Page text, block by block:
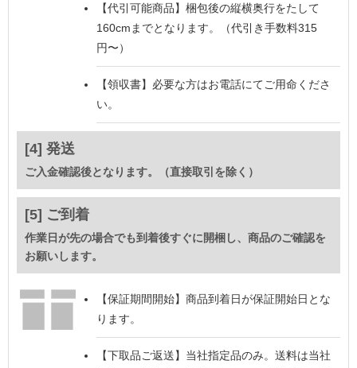
【代引可能商品】 梱包後の縦横奥行をたして
160cmまでとなります。（代引き手数料315
円〜）
【領収書】 必要な方はお電話にてご用命くださ
い。
[4] 発送
ご入金確認後となります。（直接取引を除く）
[5] ご到着
作業日が先の場合でも到着後すぐに開梱し、商品のご確認を
お願いします。
【保証期間開始】 商品到着日が保証開始日とな
ります。
【下取品ご返送】 当社指定品のみ。送料は当社